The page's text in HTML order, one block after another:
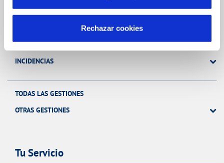
Rechazar cookies
FACTURAS, PAGOS Y CONSUMOS
MODIFICACIÓN DE DATOS
INCIDENCIAS
TODAS LAS GESTIONES
OTRAS GESTIONES
Tu Servicio